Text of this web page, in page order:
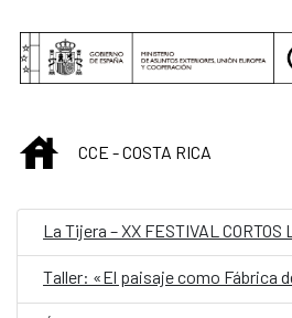
INICIO
CCE - COSTA RICA